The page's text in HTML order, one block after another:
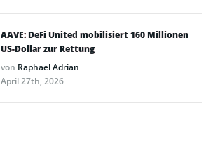
AAVE: DeFi United mobilisiert 160 Millionen
US-Dollar zur Rettung
von Raphael Adrian
April 27th, 2026